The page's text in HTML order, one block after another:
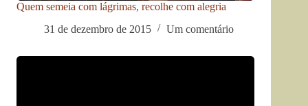
Quem semeia com lágrimas, recolhe com alegria
31 de dezembro de 2015
Um comentário